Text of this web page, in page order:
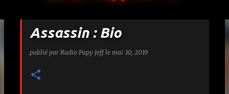
Assassin : Bio
publié par Radio Papy Jeff le mai 30, 2019